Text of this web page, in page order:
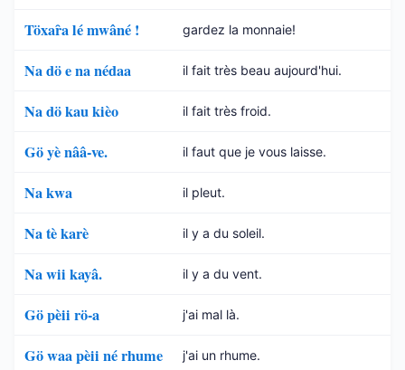
Töxaȓa lé mwâné ! gardez la monnaie!
Na dö e na nédaa il fait très beau aujourd'hui.
Na dö kau kièo il fait très froid.
Gö yè nââ-ve. il faut que je vous laisse.
Na kwa il pleut.
Na tè karè il y a du soleil.
Na wii kayâ. il y a du vent.
Gö pèii rö-a j'ai mal là.
Gö waa pèii né rhume j'ai un rhume.